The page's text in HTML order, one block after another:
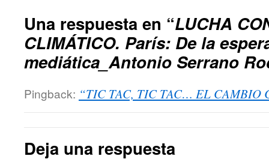
Una respuesta en “LUCHA
CLIMÁTICO. París: De la
mediática_Antonio Serrano
Pingback: “TIC TAC, TIC TAC… EL CAMBIO
Deja una respuesta